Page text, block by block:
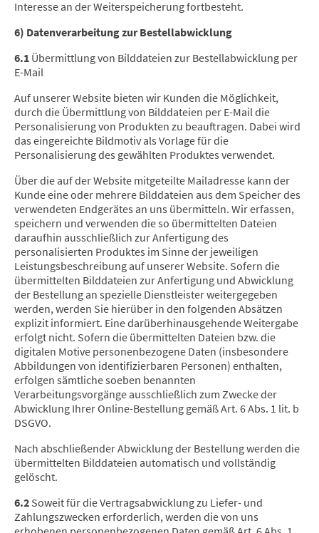
Interesse an der Weiterspeicherung fortbesteht.
6) Datenverarbeitung zur Bestellabwicklung
6.1 Übermittlung von Bilddateien zur Bestellabwicklung per
E-Mail
Auf unserer Website bieten wir Kunden die Möglichkeit,
durch die Übermittlung von Bilddateien per E-Mail die
Personalisierung von Produkten zu beauftragen. Dabei wird
das eingereichte Bildmotiv als Vorlage für die
Personalisierung des gewählten Produktes verwendet.
Über die auf der Website mitgeteilte Mailadresse kann der
Kunde eine oder mehrere Bilddateien aus dem Speicher des
verwendeten Endgerätes an uns übermitteln. Wir erfassen,
speichern und verwenden die so übermittelten Dateien
daraufhin ausschließlich zur Anfertigung des
personalisierten Produktes im Sinne der jeweiligen
Leistungsbeschreibung auf unserer Website. Sofern die
übermittelten Bilddateien zur Anfertigung und Abwicklung
der Bestellung an spezielle Dienstleister weitergegeben
werden, werden Sie hierüber in den folgenden Absätzen
explizit informiert. Eine darüberhinausgehende Weitergabe
erfolgt nicht. Sofern die übermittelten Dateien bzw. die
digitalen Motive personenbezogene Daten (insbesondere
Abbildungen von identifizierbaren Personen) enthalten,
erfolgen sämtliche soeben benannten
Verarbeitungsvorgänge ausschließlich zum Zwecke der
Abwicklung Ihrer Online-Bestellung gemäß Art. 6 Abs. 1 lit. b
DSGVO.
Nach abschließender Abwicklung der Bestellung werden die
übermittelten Bilddateien automatisch und vollständig
gelöscht.
6.2 Soweit für die Vertragsabwicklung zu Liefer- und
Zahlungszwecken erforderlich, werden die von uns